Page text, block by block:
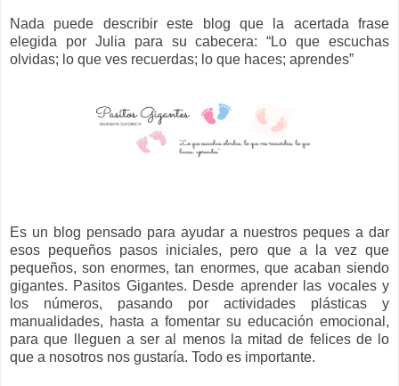
Nada puede describir este blog que la acertada frase
elegida por Julia para su cabecera: “Lo que escuchas
olvidas; lo que ves recuerdas; lo que haces; aprendes”
Es un blog pensado para ayudar a nuestros peques a dar
esos pequeños pasos iniciales, pero que a la vez que
pequeños, son enormes, tan enormes, que acaban siendo
gigantes. Pasitos Gigantes. Desde aprender las vocales y
los números, pasando por actividades plásticas y
manualidades, hasta a fomentar su educación emocional,
para que lleguen a ser al menos la mitad de felices de lo
que a nosotros nos gustaría. Todo es importante.